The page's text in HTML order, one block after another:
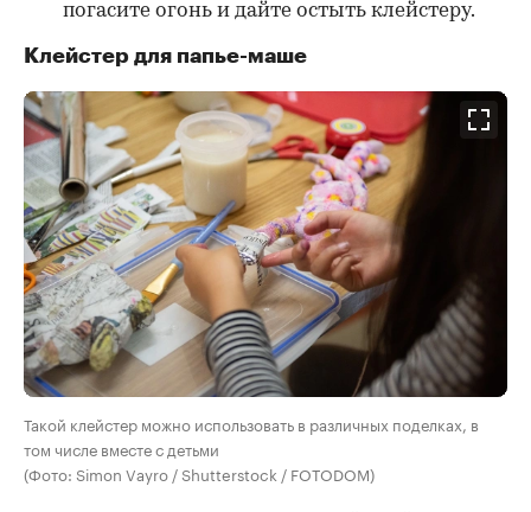
погасите огонь и дайте остыть клейстеру.
Клейстер для папье-маше
Такой клейстер можно использовать в различных поделках, в
том числе вместе с детьми
(Фото: Simon Vayro / Shutterstock / FOTODOM)